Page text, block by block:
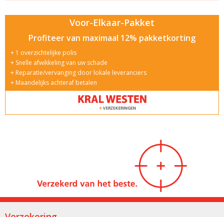
Voor-Elkaar-Pakket
Profiteer van maximaal 12% pakketkorting
1 overzichtelijke polis
Snelle afwikkeling van uw schade
Reparatie/vervanging door lokale leveranciers
Maandelijks achteraf betalen